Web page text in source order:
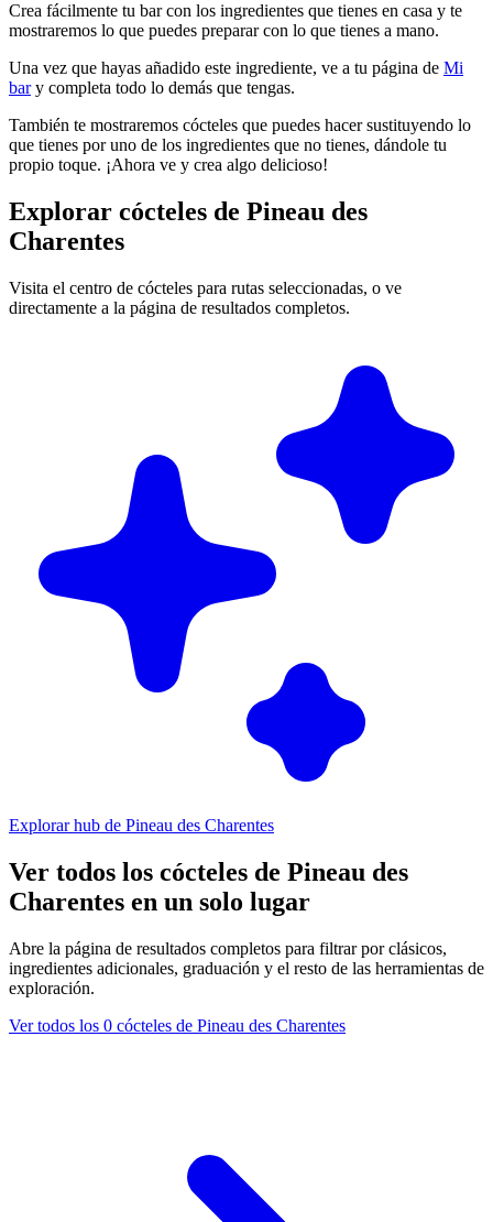
Crea fácilmente tu bar con los ingredientes que tienes en casa y te
mostraremos lo que puedes preparar con lo que tienes a mano.
Una vez que hayas añadido este ingrediente, ve a tu página de Mi
bary completa todo lo demás que tengas.
También te mostraremos cócteles que puedes hacer sustituyendo lo
que tienes por uno de los ingredientes que no tienes, dándole tu
propio toque. ¡Ahora ve y crea algo delicioso!
Explorar cócteles de Pineau des
Charentes
Visita el centro de cócteles para rutas seleccionadas, o ve
directamente a la página de resultados completos.
Explorar hub de Pineau des Charentes
Ver todos los cócteles de Pineau des
Charentes en un solo lugar
Abre la página de resultados completos para filtrar por clásicos,
ingredientes adicionales, graduación y el resto de las herramientas de
exploración.
Ver todos los 0 cócteles de Pineau des Charentes